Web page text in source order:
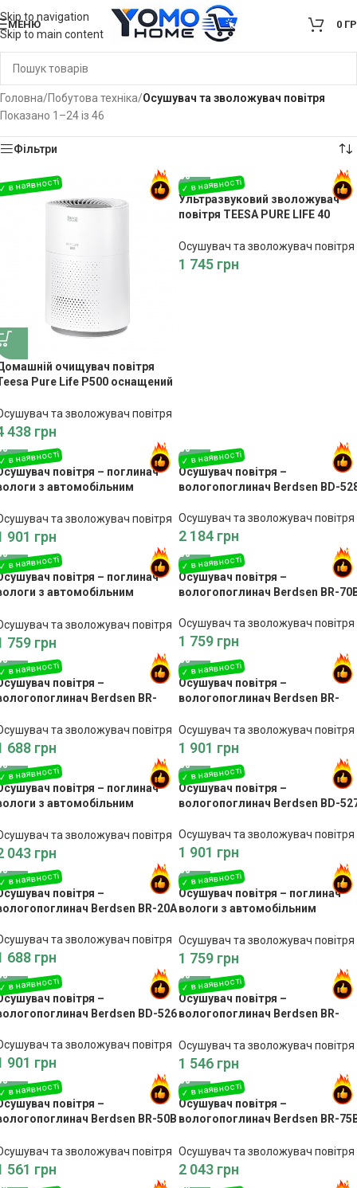
Skip to navigation
Skip to main content
МЕНЮ 0
Головна/Побутова техніка/Осушувач та зволожувач повітря
Показано 1–24 із 46
Фільтри
очищувач повітря
Pure Life P500 оснащений
загальною потужністю
кВт, завдяки яким всі ваші
включаючи м’ясо і
будуть ідеально і
прожарені.
та зволожувач повітря
438 грн
Ультразвуковий зволожувач
повітря TEESA PURE LIFE 40
Осушувач та зволожувач повітря
1 745 грн
повітря – поглинач
з автомобільним
та зволожувач повітря
901 грн
Осушувач повітря –
вологопоглинач Berdsen BD-
Осушувач та зволожувач повітря
2 184 грн
повітря – поглинач
з автомобільним
та зволожувач повітря
759 грн
Осушувач повітря –
вологопоглинач Berdsen BR-
Осушувач та зволожувач повітря
1 759 грн
повітря –
Berdsen BR-
та зволожувач повітря
688 грн
Осушувач повітря –
вологопоглинач Berdsen BR-
Осушувач та зволожувач повітря
1 901 грн
повітря – поглинач
з автомобільним
та зволожувач повітря
043 грн
Осушувач повітря –
вологопоглинач Berdsen BD-
Осушувач та зволожувач повітря
1 901 грн
повітря –
Berdsen BR-20A
та зволожувач повітря
688 грн
Осушувач повітря – поглинач
вологи з автомобільним
70W
Осушувач та зволожувач повітря
1 759 грн
повітря –
Berdsen BD-526
та зволожувач повітря
901 грн
Осушувач повітря –
вологопоглинач Berdsen BR-
Осушувач та зволожувач повітря
1 546 грн
повітря –
Berdsen BR-50B
та зволожувач повітря
561 грн
Осушувач повітря –
вологопоглинач Berdsen BR-
Осушувач та зволожувач повітря
2 043 грн